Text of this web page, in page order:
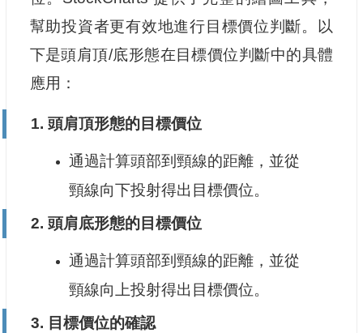
幫助投資者更有效地進行目標價位判斷。以
下是頭肩頂/底形態在目標價位判斷中的具體
應用：
1. 頭肩頂形態的目標價位
通過計算頭部到頸線的距離，並從
頸線向下投射得出目標價位。
2. 頭肩底形態的目標價位
通過計算頭部到頸線的距離，並從
頸線向上投射得出目標價位。
3. 目標價位的確認